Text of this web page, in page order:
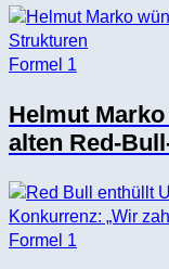
Formel 1
Helmut
alten Red-
Formel 1